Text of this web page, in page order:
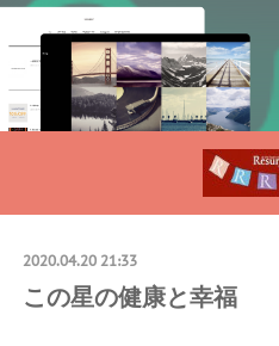
2020.04.20 21:33
この星の健康と幸福